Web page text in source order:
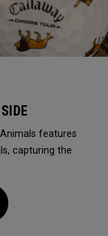
features
capturing the